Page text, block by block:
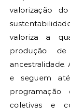
valorização
valoriza a
produção
e seguem
programação
coletivas e